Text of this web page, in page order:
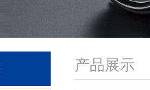
产品展示